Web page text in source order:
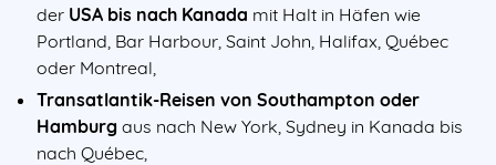
der USA bis nach Kanada mit Halt in Häfen wie
Portland, Bar Harbour, Saint John, Halifax, Québec
oder Montreal,
Transatlantik-Reisen von Southampton oder
Hamburg aus nach New York, Sydney in Kanada bis
nach Québec,